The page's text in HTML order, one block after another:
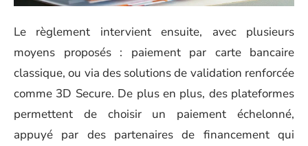
Le règlement intervient ensuite, avec plusieurs
moyens proposés : paiement par carte bancaire
classique, ou via des solutions de validation renforcée
comme 3D Secure. De plus en plus, des plateformes
permettent de choisir un paiement échelonné,
appuyé par des partenaires de financement qui